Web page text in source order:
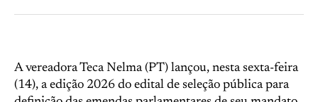
A vereadora Teca Nelma (PT) lançou, nesta sexta-feira
(14), a edição 2026 do edital de seleção pública para